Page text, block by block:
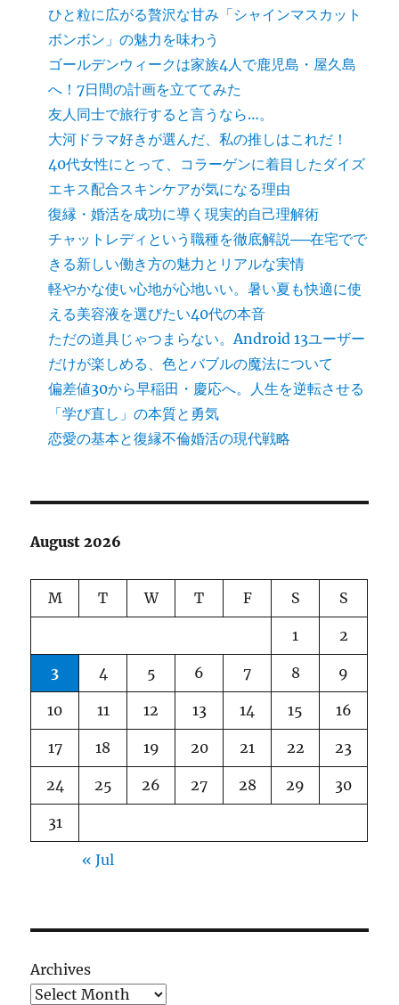
ひと粒に広がる贅沢な甘み「シャインマスカット
ボンボン」の魅力を味わう
ゴールデンウィークは家族4人で鹿児島・屋久島
へ！7日間の計画を立ててみた
友人同士で旅行すると言うなら…。
大河ドラマ好きが選んだ、私の推しはこれだ！
40代女性にとって、コラーゲンに着目したダイズ
エキス配合スキンケアが気になる理由
復縁・婚活を成功に導く現実的自己理解術
チャットレディという職種を徹底解説──在宅でで
きる新しい働き方の魅力とリアルな実情
軽やかな使い心地が心地いい。暑い夏も快適に使
える美容液を選びたい40代の本音
ただの道具じゃつまらない。Android 13ユーザー
だけが楽しめる、色とバブルの魔法について
偏差値30から早稲田・慶応へ。人生を逆転させる
「学び直し」の本質と勇気
恋愛の基本と復縁不倫婚活の現代戦略
August 2026
M T W T F S S
1 2
3 4 5 6 7 8 9
10 11 12 13 14 15 16
17 18 19 20 21 22 23
24 25 26 27 28 29 30
31
« Jul
Archives